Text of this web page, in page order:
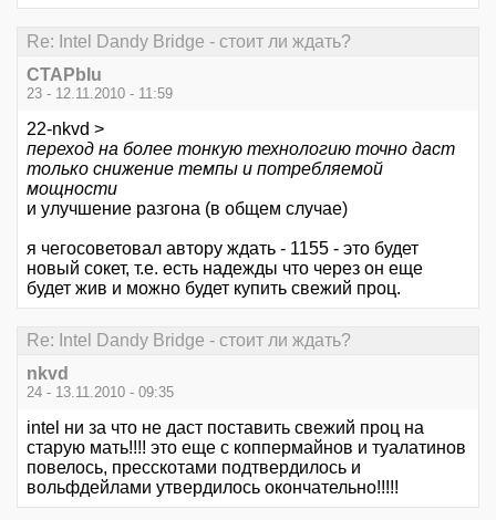
Re: Intel Dandy Bridge - стоит ли ждать?
CTAPbIu
23 - 12.11.2010 - 11:59
22-nkvd >
переход на более тонкую технологию точно даст
только снижение темпы и потребляемой
мощности
и улучшение разгона (в общем случае)
я чегосоветовал автору ждать - 1155 - это будет
новый сокет, т.е. есть надежды что через он еще
будет жив и можно будет купить свежий проц.
Re: Intel Dandy Bridge - стоит ли ждать?
nkvd
24 - 13.11.2010 - 09:35
intel ни за что не даст поставить свежий проц на
старую мать!!!! это еще с коппермайнов и туалатинов
повелось, пресскотами подтвердилось и
вольфдейлами утвердилось окончательно!!!!!